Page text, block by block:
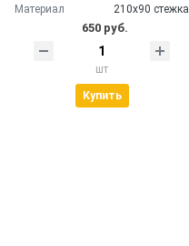
Материал 210х90 стежка
650 руб.
шт
Купить